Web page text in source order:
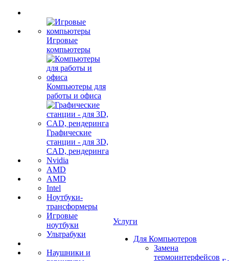
Игровые
компьютеры
Компьютеры для
работы и офиса
Графические
станции - для 3D,
CAD, рендеринга
Nvidia
AMD
AMD
Intel
Ноутбуки-
трансформеры
Игровые
ноутбуки
Ультрабуки
Наушники и
Услуги
Для Компьютеров
Замена
термоинтерфейсов